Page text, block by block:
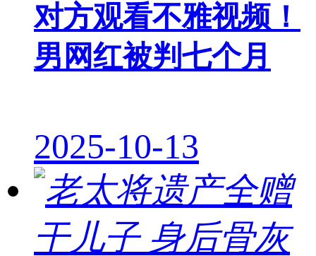
对方观看不雅视频！
男网红被判七个月
2025-10-13